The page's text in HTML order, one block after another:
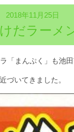
2018年11月25日
だラーメ
「まんぷく」も池
近づいてきました。